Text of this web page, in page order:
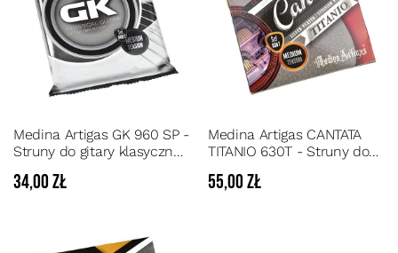
Medina Artigas GK 960 SP -
Struny do gitary klasycznej
srebrną owijką
34,00 zł
Medina Artigas CANTATA
TITANIO 630T - Struny do
Nylon Titanium o średnim
55,00 zł